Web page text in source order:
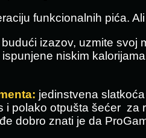
funkcionalnih pića.
izazov, uzmite svoj
niskim
jedinstvena
i polako otpušta šećer za
dobro znati je da